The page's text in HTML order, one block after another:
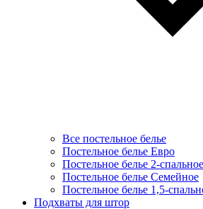
Все постельное белье
Постельное белье Евро
Постельное белье 2-спальное
Постельное белье Семейное
Постельное белье 1,5-
Подхваты для штор